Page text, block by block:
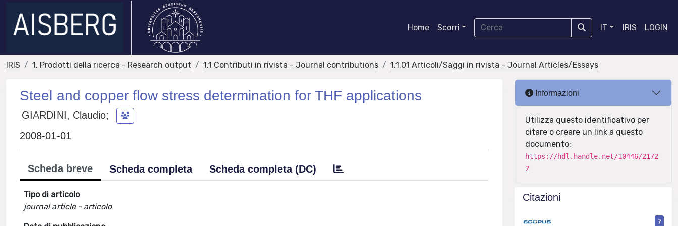
Home Scorri IT IRIS LOGIN
IRIS 1. Prodotti della ricerca - Research output 1.1 Contributi in rivista - Journal contributions 1.1.01 Articoli/Saggi in rivista - Journal Articles/Essays
Steel and copper flow stress determination for THF applications
GIARDINI, Claudio;
2008-01-01
Scheda breve Scheda completa Scheda completa (DC)
Tipo di articolo
journal article - articolo
Informazioni
Utilizza questo identificativo per
citare o creare un link a questo
documento:
https://hdl.handle.net/10446/2172
2
Citazioni
7